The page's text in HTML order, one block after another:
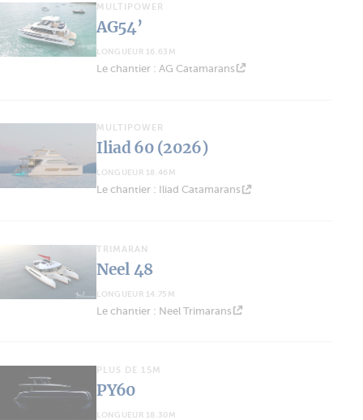
MULTIPOWER
AG54’
LONGUEUR 16.63M
Le chantier : AG Catamarans
MULTIPOWER
Iliad 60 (2026)
LONGUEUR 18.46M
Le chantier : Iliad Catamarans
TRIMARAN
Neel 48
LONGUEUR 14.75M
Le chantier : Neel Trimarans
PLUS DE 15M
PY60
LONGUEUR 18.30M